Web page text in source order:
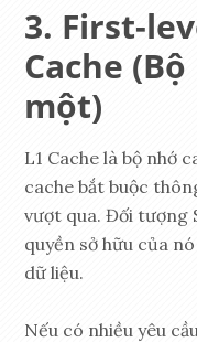
First-
Cache
một)
L1 Cache là bộ nhớ
cache bắt buộc
vượt qua. Đối tượng
quyền sở hữu của
dữ liệu.
Nếu có nhiều yêu